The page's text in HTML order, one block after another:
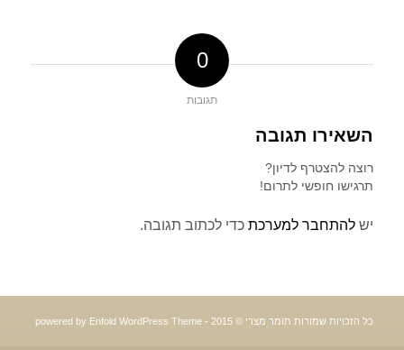
0
תגובות
השאירו תגובה
רוצה להצטרף לדיון?
תרגישו חופשי לתרום!
יש להתחבר למערכתכדי לכתוב תגובה.
כל הזכויות שמורות תומר מצרי © 2015 - powered by Enfold WordPress Theme